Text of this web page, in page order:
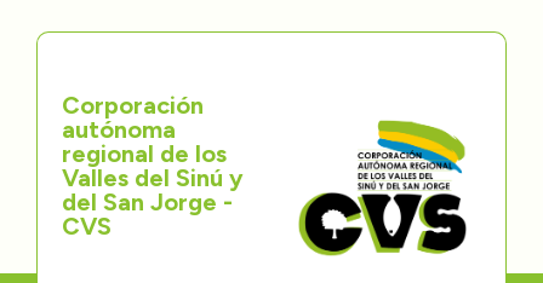
Participa
Trámites y Servicios
Contáctenos
Corporación
autónoma
regional de los
Valles del Sinú y
del San Jorge -
CVS